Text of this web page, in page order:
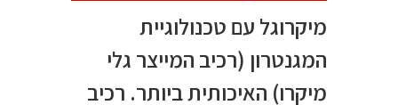
מיקרוגל עם טכנולוגיית
המגנטרון (רכיב המייצר גלי
מיקרו) האיכותית ביותר. רכיב